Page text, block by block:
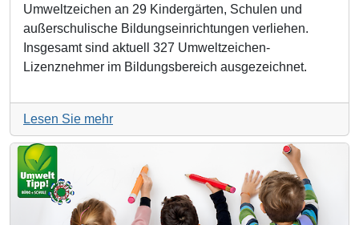
Umweltzeichen an 29 Kindergärten, Schulen und
außerschulische Bildungseinrichtungen verliehen.
Insgesamt sind aktuell 327 Umweltzeichen-
Lizenznehmer im Bildungsbereich ausgezeichnet.
Lesen Sie mehr